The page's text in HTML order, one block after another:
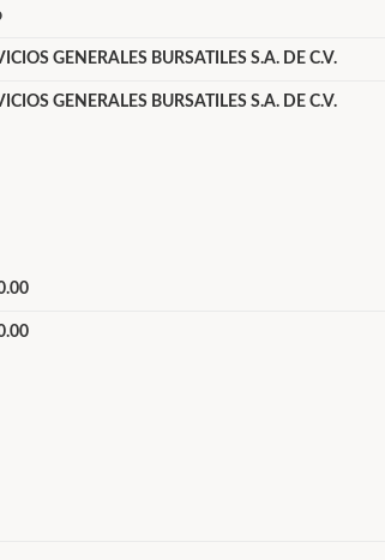
GENERALES BURSATILES S.A. DE C.V.
GENERALES BURSATILES S.A. DE C.V.